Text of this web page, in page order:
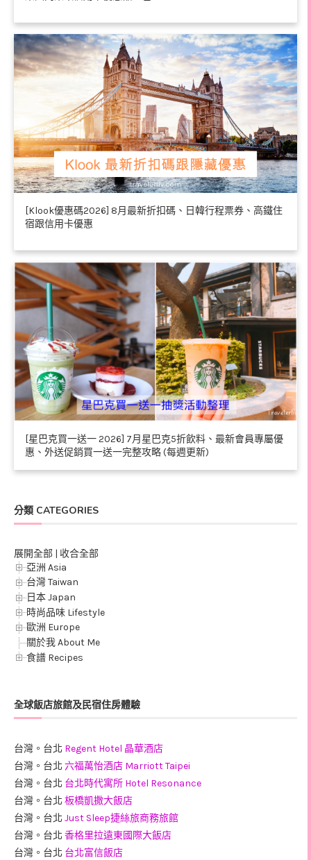
[Klook優惠碼2026] 8月最新折扣碼、日韓行程票券、高鐵住
宿跟信用卡優惠
[星巴克買一送一 2026] 7月星巴克5折飲料、最新會員專屬優
惠、外送促銷買一送一完整攻略 (每週更新)
分類 CATEGORIES
展開全部 | 收合全部
亞洲 Asia
台灣 Taiwan
日本 Japan
時尚品味 Lifestyle
歐洲 Europe
關於我 About Me
食譜 Recipes
全球飯店旅館及民宿住房體驗
台灣。台北 Regent Hotel 晶華酒店
台灣。台北 六福萬怡酒店 Marriott Taipei
台灣。台北 台北時代寓所 Hotel Resonance
台灣。台北 板橋凱撒大飯店
台灣。台北 Just Sleep捷絲旅商務旅館
台灣。台北 香格里拉遠東國際大飯店
台灣。台北 台北富信飯店